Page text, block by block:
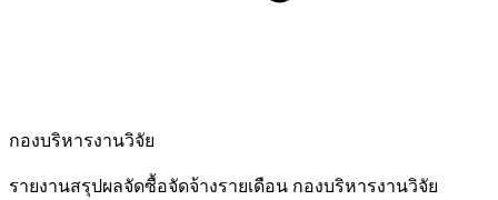
กองบริหารงานวิจัย
รายงานสรุปผลจัดซื้อจัดจ้างรายเดือน กองบริหารงานวิจัย